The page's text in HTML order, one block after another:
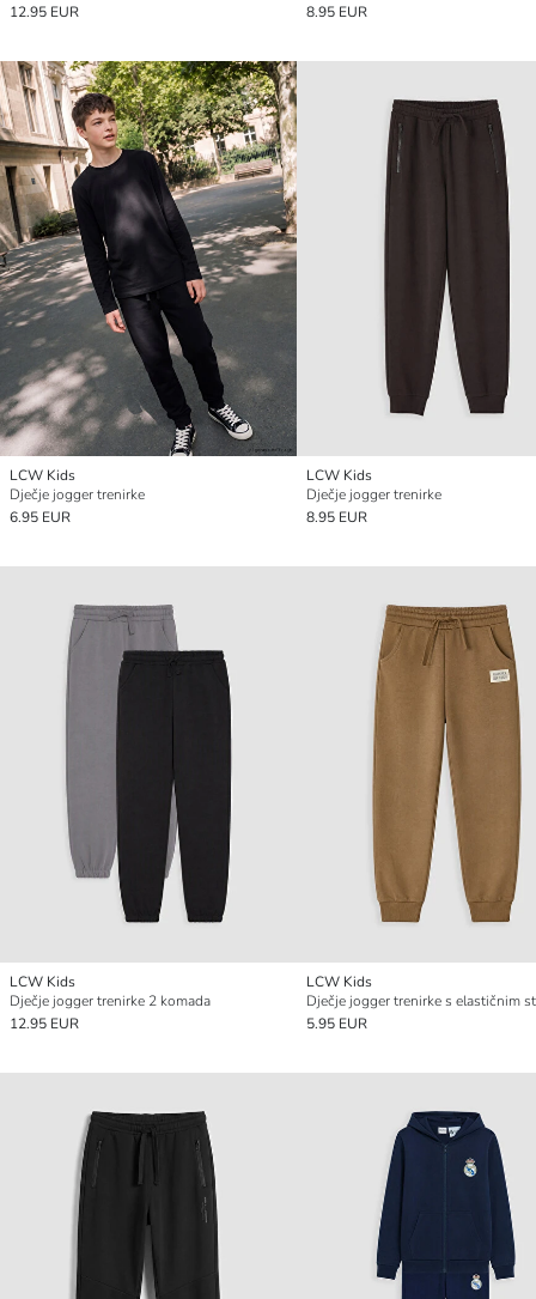
12.95 EUR
8.95 EUR
LCW Kids
Dječje jogger trenirke
6.95 EUR
LCW Kids
Dječje jogger trenirke
8.95 EUR
LCW Kids
Dječje jogger trenirke 2 komada
12.95 EUR
LCW Kids
5.95 EUR